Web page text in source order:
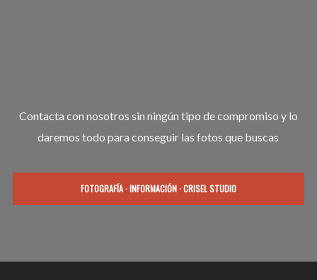
Contacta con nosotros sin ningún tipo de compromiso y lo
daremos todo para conseguir las fotos que buscas
FOTOGRAFÍA · INFORMACIÓN · CRISEL STUDIO